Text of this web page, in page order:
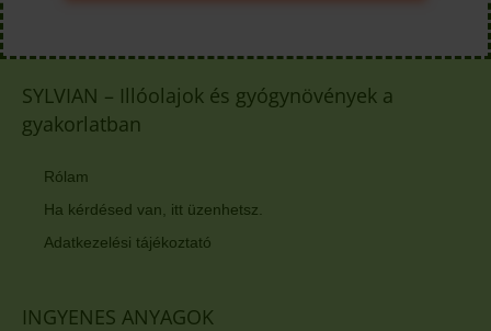
SYLVIAN – Illóolajok és gyógynövények a
gyakorlatban
Rólam
Ha kérdésed van, itt üzenhetsz.
Adatkezelési tájékoztató
INGYENES ANYAGOK